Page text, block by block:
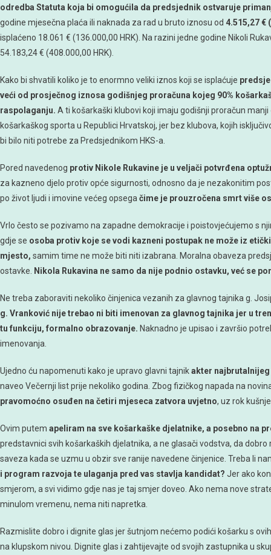
odredba Statuta koja bi omogućila da predsjednik ostvaruje
godine mjesečna plaća ili naknada za rad u bruto iznosu od 4.515,27 €
isplaćeno 18.061 € (136.000,00 HRK). Na razini jedne godine Nikoli
54.183,24 € (408.000,00 HRK).
Kako bi shvatili koliko je to enormno veliki iznos koji se isplaćuje
veći od prosječnog iznosa godišnjeg proračuna kojeg 90%
raspolaganju. A ti košarkaški klubovi koji imaju godišnji proračun
košarkaškog sporta u Republici Hrvatskoj, jer bez klubova, kojih
bi bilo niti potrebe za Predsjednikom HKS-a.
Pored navedenog protiv Nikole Rukavine je u veljači potvrđena
za kazneno djelo protiv opće sigurnosti, odnosno da je nezakonitim
po život ljudi i imovine većeg opsega čime je prouzročena smrt više
Vrlo često se pozivamo na zapadne demokracije i poistovjećujemo s
gdje se osoba protiv koje se vodi kazneni postupak ne može iz
mjesto, samim time ne može biti niti izabrana. Moralna obaveza
ostavke.
Nikola Rukavina ne samo da nije podnio ostavku, već se
Ne treba zaboraviti nekoliko činjenica vezanih za glavnog tajnika g.
g. Vranković nije trebao ni biti imenovan za glavnog tajnika jer u
tu funkciju, formalno obrazovanje. Naknadno je upisao i završio
imenovanja.
Ujedno ću napomenuti kako je upravo glavni tajnikakter najbrutalnijeg
naveo Večernji list prije nekoliko godina. Zbog fizičkog napada na
pravomoćno osuđen na četiri mjeseca zatvora uvjetno, uz rok
Ovim putem apeliram na sve košarkaške djelatnike, a posebno na
predstavnici svih košarkaških djelatnika, a ne glasači vodstva, da
saveza kada se uzmu u obzir sve ranije navedene činjenice. Treba li
i program razvoja te ulaganja pred vas stavlja kandidat? Jer ako
smjerom, a svi vidimo gdje nas je taj smjer doveo. Ako nema nove
minulom vremenu, nema niti napretka.
Razmislite dobro i dignite glas jer šutnjom nećemo podići košarku s
na klupskom nivou. Dignite glas i zahtijevajte od svojih zastupnika u